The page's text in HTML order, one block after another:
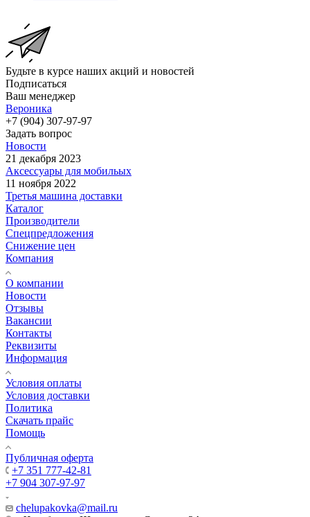
Будьте в курсе наших акций и новостей
Подписаться
Ваш менеджер
Вероника
+7 (904) 307-97-97
Задать вопрос
Новости
21 декабря 2023
Аксессуары для мобильых
11 ноября 2022
Третья машина доставки
Каталог
Производители
Спецпредложения
Снижение цен
Компания
О компании
Новости
Отзывы
Вакансии
Контакты
Реквизиты
Информация
Условия оплаты
Условия доставки
Политика
Скачать прайс
Помощь
Публичная оферта
+7 351 777-42-81
+7 904 307-97-97
chelupakovka@mail.ru